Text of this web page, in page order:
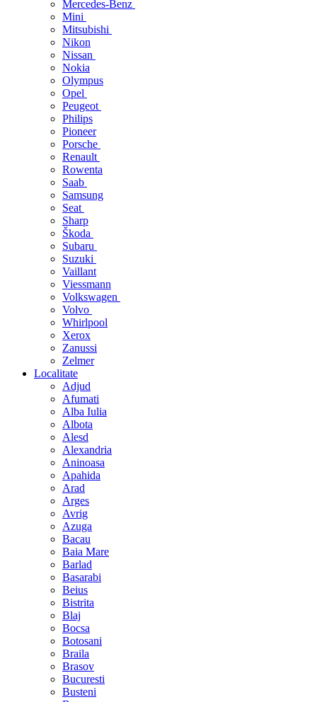
Mercedes-Benz
Mini
Mitsubishi
Nikon
Nissan
Nokia
Olympus
Opel
Peugeot
Philips
Pioneer
Porsche
Renault
Rowenta
Saab
Samsung
Seat
Sharp
Škoda
Subaru
Suzuki
Vaillant
Viessmann
Volkswagen
Volvo
Whirlpool
Xerox
Zanussi
Zelmer
Localitate
Adjud
Afumati
Alba Iulia
Albota
Alesd
Alexandria
Aninoasa
Apahida
Arad
Arges
Avrig
Azuga
Bacau
Baia Mare
Barlad
Basarabi
Beius
Bistrita
Blaj
Bocsa
Botosani
Braila
Brasov
Bucuresti
Busteni